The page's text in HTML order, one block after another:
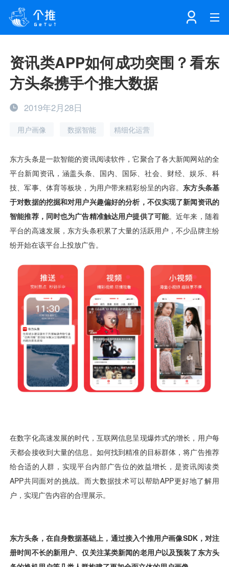
产品
个知·智能营销AITA
个知·智能运营AIBI
消息推送
用户运营
AI应用工坊
海外推送
人口数盘
视觉智能
数据中台解决方案
个知·智能工作站
互联网增长
品牌营销
城市治理
大数据精准宣防
银行数字化
科技公益
开发者中心
SDK下载
文档中心
合规指南
我的开发者中心
数据工坊
个推学堂
了解我们
公司简介
新闻动态
注册 登录
资讯类APP如何成功突围？看东
方头条携手个推大数据
2019年2月28日
用户画像 数据智能 精细化运营